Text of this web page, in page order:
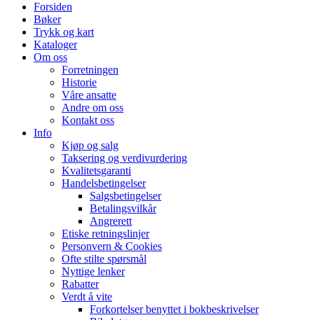
Forsiden
Bøker
Trykk og kart
Kataloger
Om oss
Forretningen
Historie
Våre ansatte
Andre om oss
Kontakt oss
Info
Kjøp og salg
Taksering og verdivurdering
Kvalitetsgaranti
Handelsbetingelser
Salgsbetingelser
Betalingsvilkår
Angrerett
Etiske retningslinjer
Personvern & Cookies
Ofte stilte spørsmål
Nyttige lenker
Rabatter
Verdt å vite
Forkortelser benyttet i bokbeskrivelser